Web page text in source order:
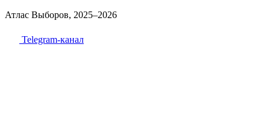
Атлас Выборов, 2025–2026
Telegram-канал